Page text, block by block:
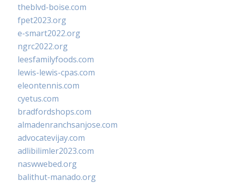
theblvd-boise.com
fpet2023.org
e-smart2022.org
ngrc2022.org
leesfamilyfoods.com
lewis-lewis-cpas.com
eleontennis.com
cyetus.com
bradfordshops.com
almadenranchsanjose.com
advocatevijay.com
adlibilimler2023.com
naswwebed.org
balithut-manado.org